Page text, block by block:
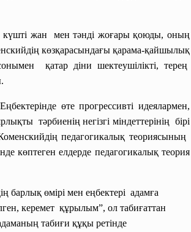
күшті жан мен тәнді жоғары қоюды, оның
көзқарасындағы қарама-қайшылық
қатар діни шектеушілікті, терең
өте прогрессивті идеялармен,
тәрбиенің негізгі міндеттерінің бірі
педагогикалық теориясының
көптеген елдерде педагогикалық теория
барлық өмірі мен еңбектері адамға
керемет құрылым”, ол табиғаттан
табиғи құқы ретінде